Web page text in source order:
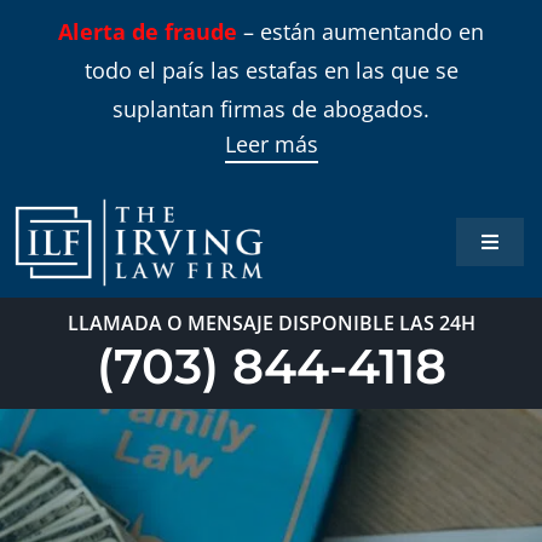
Alerta de fraude – están aumentando en
todo el país las estafas en las que se
suplantan firmas de abogados.
Leer más
Toggle
Inicio
LLAMADA O MENSAJE DISPONIBLE LAS 24H
(703) 844-4118